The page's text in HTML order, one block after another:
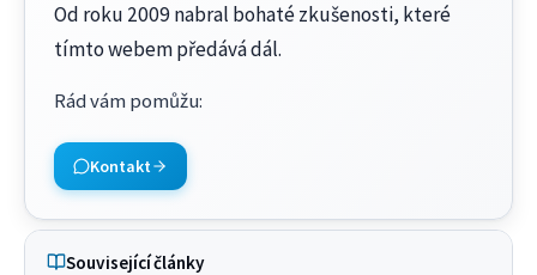
Od roku 2009 nabral bohaté zkušenosti, které
tímto webem předává dál.
Rád vám pomůžu:
Kontakt
Související články